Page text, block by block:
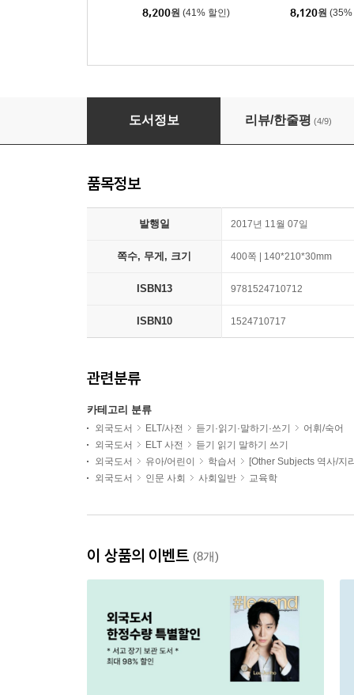
8,200원 (41% 할인) 8,120원 (35%
Word Smart, 6th Edition: 1400+ Words
도서정보 리뷰/한줄평 (4/9)
품목정보
발행일 2017년 11월 07일
쪽수, 무게, 크기 400쪽 | 140*210*30mm
ISBN13 9781524710712
ISBN10 1524710717
관련분류
카테고리 분류
외국도서 ELT/사전 듣기·읽기·말하기·쓰기
어휘/숙어
외국도서
ELT 사전
듣기 읽기 말하기 쓰기
외국도서
유아/어린이 학습서
[Other Subjects 역사/지
외국도서
인문 사회 사회일반 교육학
이 상품의 이벤트 (8개)